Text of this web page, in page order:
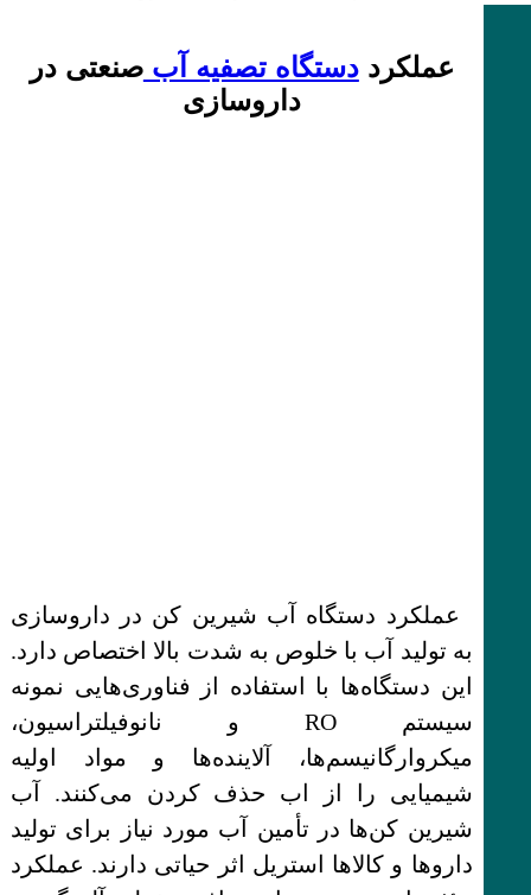
عملکرددستگاه تصفیه آبصنعتی در
داروسازی
عملکرد دستگاه آب شیرین کن در داروسازی
به تولید آب با خلوص به شدت بالا اختصاص دارد.
این دستگاه‌ها با استفاده از فناوری‌هایی نمونه
سیستم RO و نانوفیلتراسیون،
میکروارگانیسم‌ها، آلاینده‌ها و مواد اولیه
شیمیایی را از اب حذف کردن می‌کنند. آب
شیرین کن‌ها در تأمین آب مورد نیاز برای تولید
داروها و کالاها استریل اثر حیاتی دارند. عملکرد